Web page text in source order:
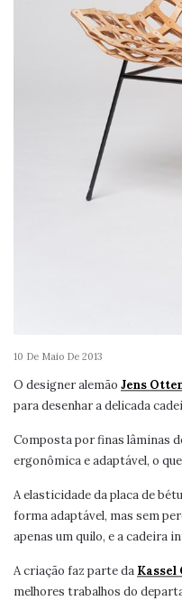
10 De Maio De 2013
O designer alemão Jens
para desenhar a delicada
Composta por finas lâminas
ergonômica e adaptável, o
A elasticidade da placa de
forma adaptável, mas sem
apenas um quilo, e a cadeira
A criação faz parte da Kassel
melhores trabalhos do